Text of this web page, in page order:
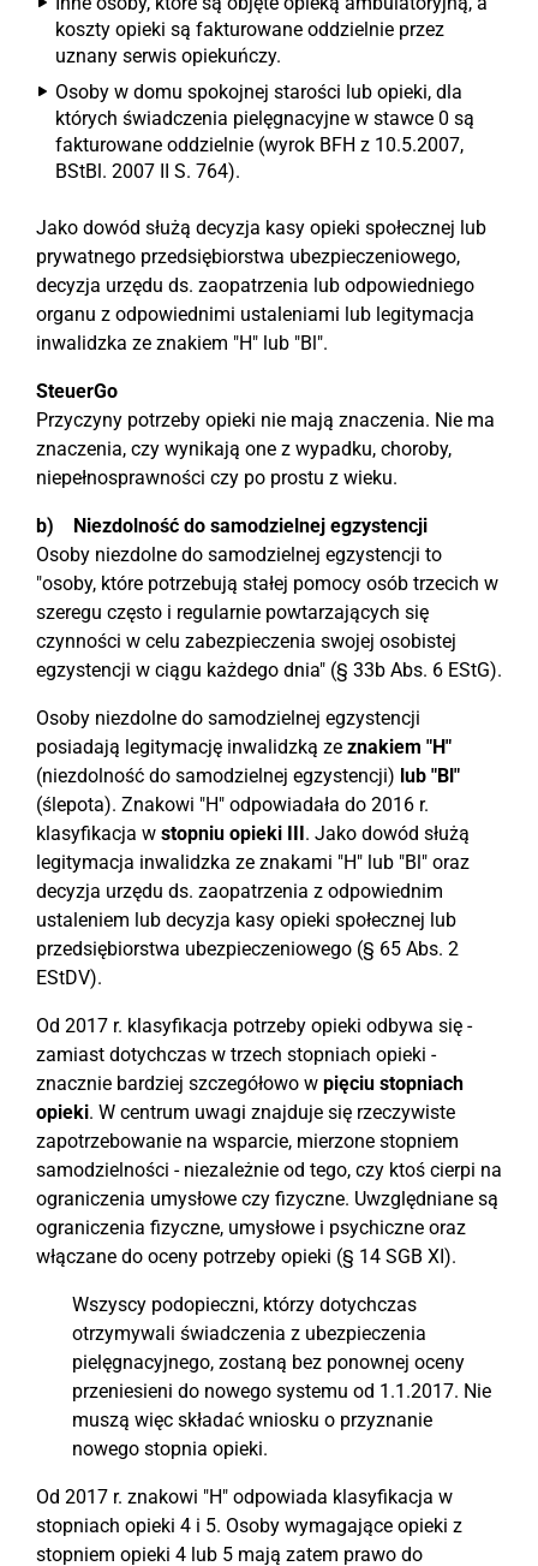
koszty opieki są fakturowane oddzielnie przez
uznany serwis opiekuńczy.
Osoby w domu spokojnej starości lub opieki, dla
których świadczenia pielęgnacyjne w stawce 0 są
fakturowane oddzielnie (wyrok BFH z 10.5.2007,
BStBl. 2007 II S. 764).
Jako dowód służą decyzja kasy opieki społecznej lub
prywatnego przedsiębiorstwa ubezpieczeniowego,
decyzja urzędu ds. zaopatrzenia lub odpowiedniego
organu z odpowiednimi ustaleniami lub legitymacja
inwalidzka ze znakiem "H" lub "Bl".
SteuerGo
Przyczyny potrzeby opieki nie mają znaczenia. Nie ma
znaczenia, czy wynikają one z wypadku, choroby,
niepełnosprawności czy po prostu z wieku.
b) Niezdolność do samodzielnej egzystencji
Osoby niezdolne do samodzielnej egzystencji to
"osoby, które potrzebują stałej pomocy osób trzecich w
szeregu często i regularnie powtarzających się
czynności w celu zabezpieczenia swojej osobistej
egzystencji w ciągu każdego dnia" (§ 33b Abs. 6 EStG).
Osoby niezdolne do samodzielnej egzystencji
posiadają legitymację inwalidzką ze znakiem "H"
(niezdolność do samodzielnej egzystencji) lub "Bl"
(ślepota). Znakowi "H" odpowiadała do 2016 r.
klasyfikacja w stopniu opieki III. Jako dowód służą
legitymacja inwalidzka ze znakami "H" lub "Bl" oraz
decyzja urzędu ds. zaopatrzenia z odpowiednim
ustaleniem lub decyzja kasy opieki społecznej lub
przedsiębiorstwa ubezpieczeniowego (§ 65 Abs. 2
EStDV).
Od 2017 r. klasyfikacja potrzeby opieki odbywa się -
zamiast dotychczas w trzech stopniach opieki -
znacznie bardziej szczegółowo w pięciu stopniach
opieki. W centrum uwagi znajduje się rzeczywiste
zapotrzebowanie na wsparcie, mierzone stopniem
samodzielności - niezależnie od tego, czy ktoś cierpi na
ograniczenia umysłowe czy fizyczne. Uwzględniane są
ograniczenia fizyczne, umysłowe i psychiczne oraz
włączane do oceny potrzeby opieki (§ 14 SGB XI).
Wszyscy podopieczni, którzy dotychczas
otrzymywali świadczenia z ubezpieczenia
pielęgnacyjnego, zostaną bez ponownej oceny
przeniesieni do nowego systemu od 1.1.2017. Nie
muszą więc składać wniosku o przyznanie
nowego stopnia opieki.
Od 2017 r. znakowi "H" odpowiada klasyfikacja w
stopniach opieki 4 i 5. Osoby wymagające opieki z
stopniem opieki 4 lub 5 mają zatem prawo do